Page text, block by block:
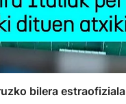
bilera estraofiziala